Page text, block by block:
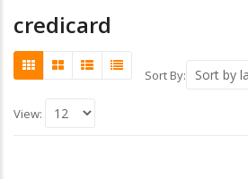
credicard
Sort By:
View: